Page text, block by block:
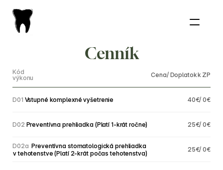
Cenník
Cena/ Doplatok k ZP
Kód
výkonu
D01 Vstupné komplexné vyšetrenie 40€/ 0€
D02 Preventívna prehliadka (Platí 1-krát ročne) 25€/ 0€
D02a Preventívna stomatologická prehliadka
v tehotenstve (Platí 2-krát počas tehotenstva)
25€/ 0€